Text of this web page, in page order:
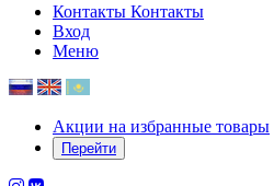
Контакты Контакты
Вход
Меню
Акции на избранные товары
Перейти